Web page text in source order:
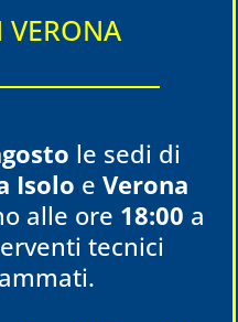
VERONA
le sedi di
Isolo eVerona
alle ore 18:00 a
tecnici